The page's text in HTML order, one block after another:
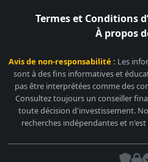
Termes et Conditions
À propos
Avis de non-responsabilité : Les
sont à des fins informatives et
pas être interprétées comme des
Consultez toujours un conseiller
toute décision d'investissement.
recherches indépendantes et